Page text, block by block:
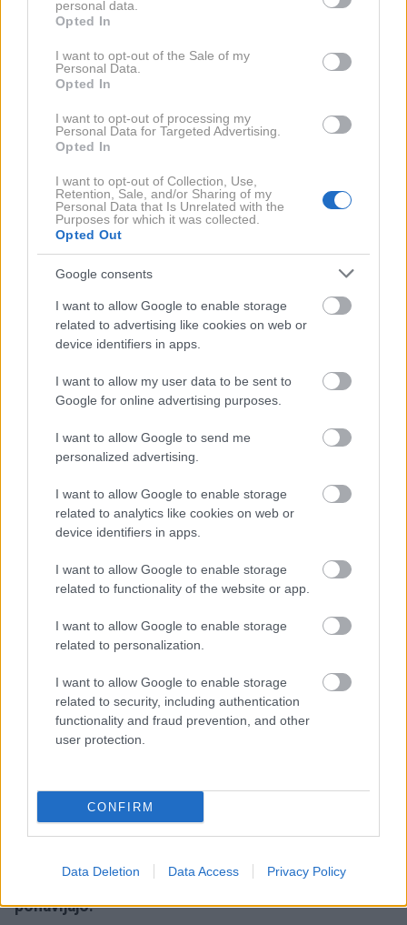
grant or deny consent to Google and its third-party tags to
use your data for below specified purposes in below Google
consent section.
personal data.
Opted In
I want to opt-out of the Sale of my
Personal Data.
Opted In
I want to opt-out of processing my
Personal Data for Targeted Advertising.
Opted In
I want to opt-out of Collection, Use,
Retention, Sale, and/or Sharing of my
Personal Data that Is Unrelated with the
Purposes for which it was collected.
Opted Out
Google consents
I want to allow Google to enable storage
related to advertising like cookies on web or
device identifiers in apps.
I want to allow my user data to be sent to
Google for online advertising purposes.
I want to allow Google to send me
personalized advertising.
I want to allow Google to enable storage
related to analytics like cookies on web or
device identifiers in apps.
I want to allow Google to enable storage
related to functionality of the website or app.
I want to allow Google to enable storage
related to personalization.
I want to allow Google to enable storage
related to security, including authentication
functionality and fraud prevention, and other
user protection.
CONFIRM
Data Deletion Data Access Privacy Policy
povsem drugačen pogled na staranje – ne kot
obdobje odpovedovanja, temveč kot priložnost, da
človek uporablja svoje telo in um, kolikor dolgo je
mogoče.
2 / 2
Zaslonska slika/Facebook/dr.Lisa Shaver
Možgane je treba hraniti enako
kot telo
Najpogosteje uporablja bralnik Kindle in pred
ugotoviš, kako se številne stvari na svetu ves čas
ponavljajo."